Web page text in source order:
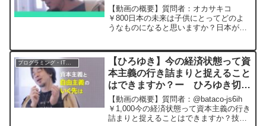
族で海外移住も視野に入れていま
す。その場合どこの国がおすすめ
ですか？ー ひろゆき切り抜き
【動画の概要】質問者：オカサキコ
￥800日本の未来は子供にとってどのよ
うなものになると思いますか？日本が衰
ですか？出来るだけ詳しく教えて頂きた
いです。元動画：一度の失...
プログラミング・IT業界
【ひろゆき】今の経済状態って資
本主義の行き詰まりと捉えること
はできますか？ー ひろゆき切り
抜き 20260126
【動画の概要】質問者：@bataco-js6ih
￥1,000今の経済状態って資本主義の行き
詰まりと捉えることはできますか？技術